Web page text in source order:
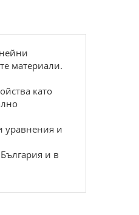
материали.
като
уравнения и
и в